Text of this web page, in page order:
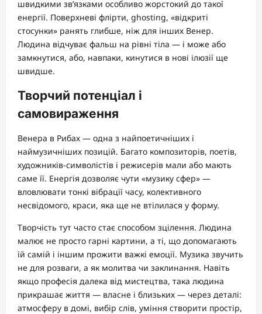
швидкими зв’язками особливо жорстокий до такої
енергії. Поверхневі флірти, ghosting, «відкриті
стосунки» ранять глибше, ніж для інших Венер.
Людина відчуває фальш на рівні тіла — і може або
замкнутися, або, навпаки, кинутися в нові ілюзії ще
швидше.
Творчий потенціал і
самовираження
Венера в Рибах — одна з найпоетичніших і
наймузичніших позицій. Багато композиторів, поетів,
художників-символістів і режисерів мали або мають
саме її. Енергія дозволяє чути «музику сфер» —
вловлювати тонкі вібрації часу, колективного
несвідомого, краси, яка ще не втілилася у форму.
Творчість тут часто стає способом зцілення. Людина
малює не просто гарні картини, а ті, що допомагають
їй самій і іншим прожити важкі емоції. Музика звучить
не для розваги, а як молитва чи заклинання. Навіть
якщо професія далека від мистецтва, така людина
прикрашає життя — власне і близьких — через деталі:
атмосферу в домі, вибір слів, уміння створити простір,